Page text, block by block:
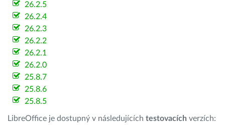
26.2.5
26.2.4
26.2.3
26.2.2
26.2.1
26.2.0
25.8.7
25.8.6
25.8.5
LibreOffice je dostupný v následujících testovacích verzích: